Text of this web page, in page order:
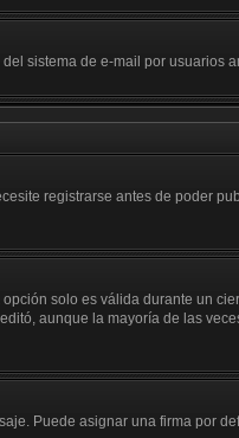
sistema de e-mail por usuarios
registrarse antes de poder
solo es válida durante un
aunque la mayoría de las
Puede asignar una firma por